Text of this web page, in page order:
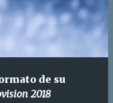
de su
2018